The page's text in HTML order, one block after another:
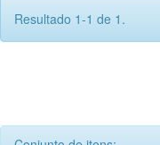
Resultado 1-1 de 1.